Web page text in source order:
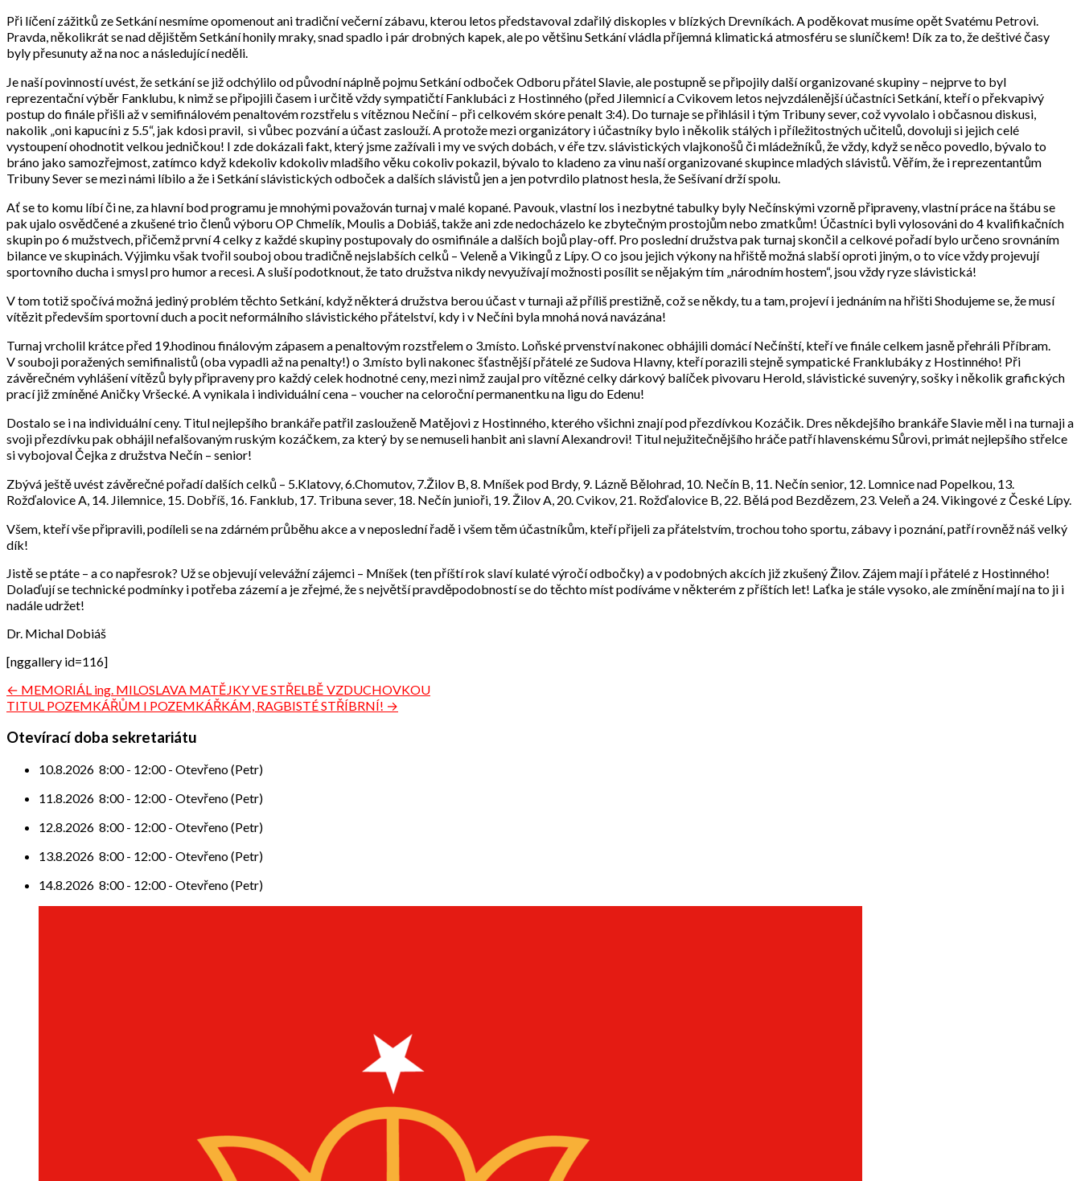
Při líčení zážitků ze Setkání nesmíme opomenout ani tradiční večerní zábavu, kterou letos představoval zdařilý diskoples v blízkých Drevníkách. A poděkovat musíme opět Svatému Petrovi.
Pravda, několikrát se nad dějištěm Setkání honily mraky, snad spadlo i pár drobných kapek, ale po většinu Setkání vládla příjemná klimatická atmosféru se sluníčkem! Dík za to, že deštivé časy
byly přesunuty až na noc a následující neděli.
Je naší povinností uvést, že setkání se již odchýlilo od původní náplně pojmu Setkání odboček Odboru přátel Slavie, ale postupně se připojily další organizované skupiny – nejprve to byl
reprezentační výběr Fanklubu, k nimž se připojili časem i určitě vždy sympatičtí Fanklubáci z Hostinného (před Jilemnicí a Cvikovem letos nejvzdálenější účastníci Setkání, kteří o překvapivý
postup do finále přišli až v semifinálovém penaltovém rozstřelu s vítěznou Nečíní – při celkovém skóre penalt 3:4). Do turnaje se přihlásil i tým Tribuny sever, což vyvolalo i občasnou diskusi,
nakolik „oni kapucíni z 5.5“, jak kdosi pravil, si vůbec pozvání a účast zaslouží. A protože mezi organizátory i účastníky bylo i několik stálých i příležitostných učitelů, dovoluji si jejich celé
vystoupení ohodnotit velkou jedničkou! I zde dokázali fakt, který jsme zažívali i my ve svých dobách, v éře tzv. slávistických vlajkonošů či mládežníků, že vždy, když se něco povedlo, bývalo to
bráno jako samozřejmost, zatímco když kdekoliv kdokoliv mladšího věku cokoliv pokazil, bývalo to kladeno za vinu naší organizované skupince mladých slávistů. Věřím, že i reprezentantům
Tribuny Sever se mezi námi líbilo a že i Setkání slávistických odboček a dalších slávistů jen a jen potvrdilo platnost hesla, že Sešívaní drží spolu.
Ať se to komu líbí či ne, za hlavní bod programu je mnohými považován turnaj v malé kopané. Pavouk, vlastní los i nezbytné tabulky byly Nečínskými vzorně připraveny, vlastní práce na štábu se
pak ujalo osvědčené a zkušené trio členů výboru OP Chmelík, Moulis a Dobiáš, takže ani zde nedocházelo ke zbytečným prostojům nebo zmatkům! Účastníci byli vylosováni do 4 kvalifikačních
skupin po 6 mužstvech, přičemž první 4 celky z každé skupiny postupovaly do osmifinále a dalších bojů play-off. Pro poslední družstva pak turnaj skončil a celkové pořadí bylo určeno srovnáním
bilance ve skupinách. Výjimku však tvořil souboj obou tradičně nejslabších celků – Veleně a Vikingů z Lípy. O co jsou jejich výkony na hřiště možná slabší oproti jiným, o to více vždy projevují
sportovního ducha i smysl pro humor a recesi. A sluší podotknout, že tato družstva nikdy nevyužívají možnosti posílit se nějakým tím „národním hostem“, jsou vždy ryze slávistická!
V tom totiž spočívá možná jediný problém těchto Setkání, když některá družstva berou účast v turnaji až příliš prestižně, což se někdy, tu a tam, projeví i jednáním na hřišti Shodujeme se, že musí
vítězit především sportovní duch a pocit neformálního slávistického přátelství, kdy i v Nečíni byla mnohá nová navázána!
Turnaj vrcholil krátce před 19.hodinou finálovým zápasem a penaltovým rozstřelem o 3.místo. Loňské prvenství nakonec obhájili domácí Nečínští, kteří ve finále celkem jasně přehráli Příbram.
V souboji poražených semifinalistů (oba vypadli až na penalty!) o 3.místo byli nakonec šťastnější přátelé ze Sudova Hlavny, kteří porazili stejně sympatické Franklubáky z Hostinného! Při
závěrečném vyhlášení vítězů byly připraveny pro každý celek hodnotné ceny, mezi nimž zaujal pro vítězné celky dárkový balíček pivovaru Herold, slávistické suvenýry, sošky i několik grafických
prací již zmíněné Aničky Vršecké. A vynikala i individuální cena – voucher na celoroční permanentku na ligu do Edenu!
Dostalo se i na individuální ceny. Titul nejlepšího brankáře patřil zaslouženě Matějovi z Hostinného, kterého všichni znají pod přezdívkou Kozáčik. Dres někdejšího brankáře Slavie měl i na turnaji a
svoji přezdívku pak obhájil nefalšovaným ruským kozáčkem, za který by se nemuseli hanbit ani slavní Alexandrovi! Titul nejužitečnějšího hráče patří hlavenskému Sůrovi, primát nejlepšího střelce
si vybojoval Čejka z družstva Nečín – senior!
Zbývá ještě uvést závěrečné pořadí dalších celků – 5.Klatovy, 6.Chomutov, 7.Žilov B, 8. Mníšek pod Brdy, 9. Lázně Bělohrad, 10. Nečín B, 11. Nečín senior, 12. Lomnice nad Popelkou, 13.
Rožďalovice A, 14. Jilemnice, 15. Dobříš, 16. Fanklub, 17. Tribuna sever, 18. Nečín junioři, 19. Žilov A, 20. Cvikov, 21. Rožďalovice B, 22. Bělá pod Bezdězem, 23. Veleň a 24. Vikingové z České Lípy.
Všem, kteří vše připravili, podíleli se na zdárném průběhu akce a v neposlední řadě i všem těm účastníkům, kteří přijeli za přátelstvím, trochou toho sportu, zábavy i poznání, patří rovněž náš velký
dík!
Jistě se ptáte – a co napřesrok? Už se objevují velevážní zájemci – Mníšek (ten příští rok slaví kulaté výročí odbočky) a v podobných akcích již zkušený Žilov. Zájem mají i přátelé z Hostinného!
Dolaďují se technické podmínky i potřeba zázemí a je zřejmé, že s největší pravděpodobností se do těchto míst podíváme v některém z příštích let! Laťka je stále vysoko, ale zmínění mají na to ji i
nadále udržet!
Dr. Michal Dobiáš
[nggallery id=116]
Navigace
pro
příspěvek
← MEMORIÁL ing. MILOSLAVA MATĚJKY VE STŘELBĚ VZDUCHOVKOU
TITUL POZEMKÁŘŮM I POZEMKÁŘKÁM, RAGBISTÉ STŘÍBRNÍ! →
Otevírací doba sekretariátu
10.8.2026 8:00- 12:00- Otevřeno (Petr)
11.8.2026 8:00- 12:00- Otevřeno (Petr)
12.8.2026 8:00- 12:00- Otevřeno (Petr)
13.8.2026 8:00- 12:00- Otevřeno (Petr)
14.8.2026 8:00- 12:00- Otevřeno (Petr)